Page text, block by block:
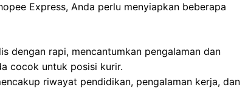
Express, Anda perlu menyiapkan beberapa
dengan rapi, mencantumkan pengalaman dan
cocok untuk posisi kurir.
riwayat pendidikan, pengalaman kerja, dan